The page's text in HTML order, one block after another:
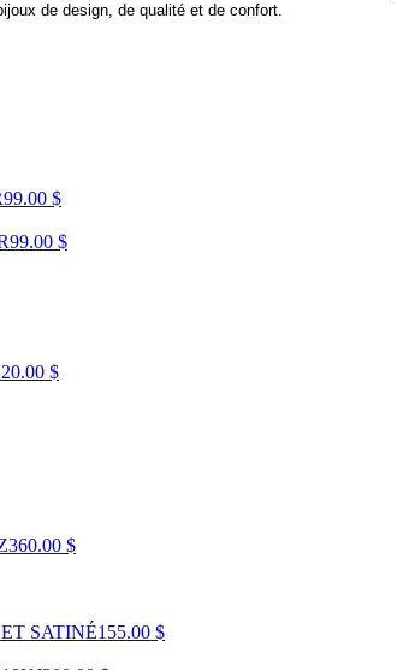
de design, de qualité et de confort.
99.00 $
99.00 $
$
360.00 $
SATINÉ155.00 $